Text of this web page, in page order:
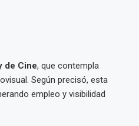
de Cine, que contempla
Según precisó, esta
empleo y visibilidad